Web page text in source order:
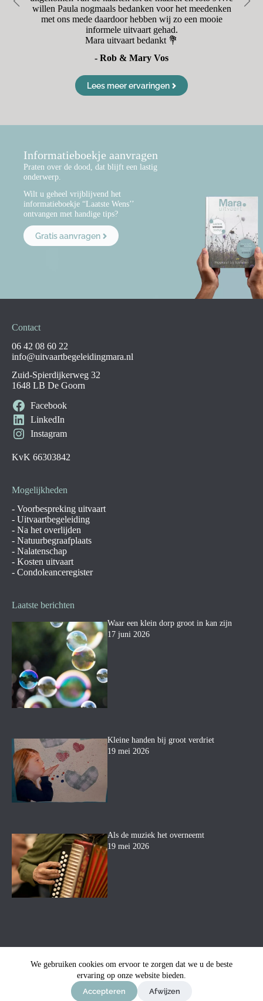
We gebruiken cookies om ervoor te zorgen dat we u de beste
ervaring op onze website bieden.
Accepteren
Afwijzen
willen Paula nogmaals bedanken voor het meedenken
met ons mede daardoor hebben wij zo een mooie
informele uitvaart gehad.
Mara uitvaart bedankt 💐
- Rob & Mary Vos
Lees meer ervaringen
Informatieboekje aanvragen
Praten over de dood, dat blijft een lastig
onderwerp.
Wilt u geheel vrijblijvend het
informatieboekje “Laatste Wens’’
ontvangen met handige tips?
Gratis aanvragen
Contact
06 42 08 60 22
info@uitvaartbegeleidingmara.nl
Zuid-Spierdijkerweg 32
1648 LB De Goorn
Facebook
LinkedIn
Instagram
KvK 66303842
Mogelijkheden
- Voorbespreking uitvaart
- Uitvaartbegeleiding
- Na het overlijden
- Natuurbegraafplaats
- Nalatenschap
- Kosten uitvaart
- Condoleanceregister
Laatste berichten
Waar een klein dorp groot in kan zijn
17 juni 2026
Kleine handen bij groot verdriet
19 mei 2026
Als de muziek het overneemt
19 mei 2026
© Uitvaartbegeleiding Mara-Privacyverklaring
Ontwerp & sitebeheer door
ForYou B.V. in samenwerking
metBest4u